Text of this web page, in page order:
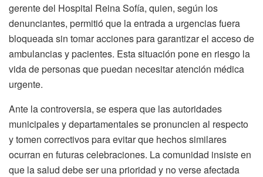
gerente del Hospital Reina Sofía, quien, según los
denunciantes, permitió que la entrada a urgencias fuera
bloqueada sin tomar acciones para garantizar el acceso de
ambulancias y pacientes. Esta situación pone en riesgo la
vida de personas que puedan necesitar atención médica
urgente.
Ante la controversia, se espera que las autoridades
municipales y departamentales se pronuncien al respecto
y tomen correctivos para evitar que hechos similares
ocurran en futuras celebraciones. La comunidad insiste en
que la salud debe ser una prioridad y no verse afectada